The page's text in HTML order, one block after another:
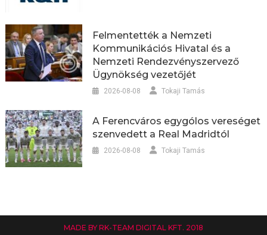
Felmentették a Nemzeti
Kommunikációs Hivatal és a
Nemzeti Rendezvényszervező
Ügynökség vezetőjét
2026-08-08 Tokaji Tamás
A Ferencváros egygólos vereséget
szenvedett a Real Madridtól
2026-08-08 Tokaji Tamás
MADE BY RK-TEAM DIGITAL KFT. 2018